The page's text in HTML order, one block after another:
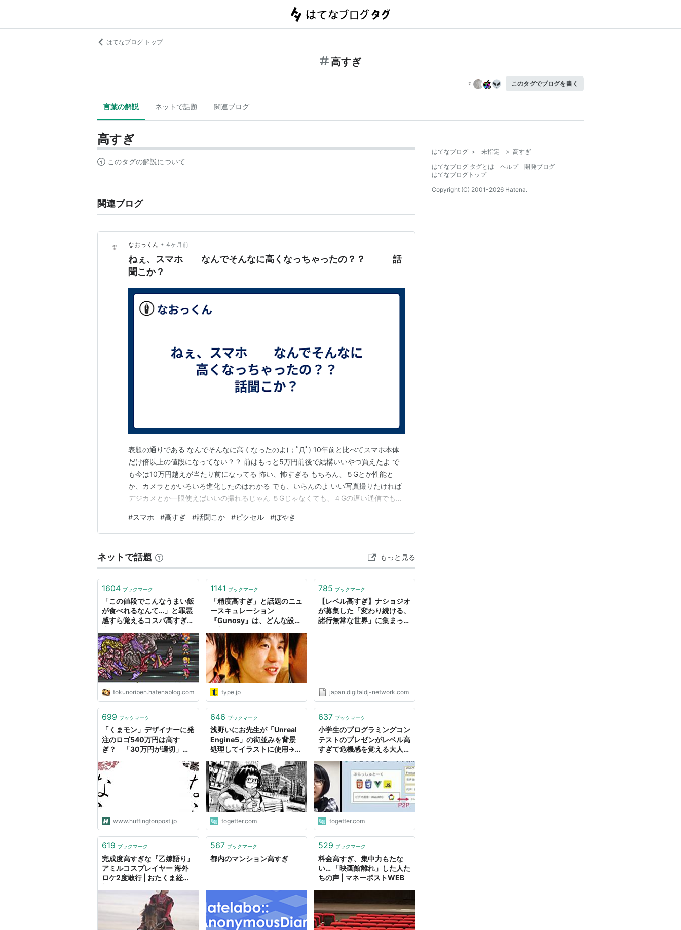
はてなブログ トップ
高すぎ
このタグでブログを書く
言葉の解説 ネットで話題 関連ブログ
高すぎ
このタグの解説について
関連ブログ
なおっくん • 4ヶ月前
ねぇ、スマホ なんでそんなに高くなっちゃったの？？ 話
聞こか？
表題の通りである なんでそんなに高くなったのよ(；ﾟДﾟ) 10年前と比べてスマホ本体
だけ倍以上の値段になってない？？ 前はもっと5万円前後で結構いいやつ買えたよ で
も今は10万円越えが当たり前になってる 怖い、怖すぎる もちろん、５Gとか性能と
か、カメラとかいろいろ進化したのはわかる でも、いらんのよ いい写真撮りたければ
デジカメとか一眼使えばいいの撮れるじゃん ５Gじゃなくても、４Gの遅い通信でも全
一旦落ち着いてほしい このままでは僕が話を聞いてもらう側になりそうだ ということ
で聞いてほしい 2年に1度のあれ…
#スマホ #高すぎ #話聞こか #ピクセル #ぼやき
ネットで話題 もっと見る
1604 ブックマーク
「この値段でこんなうまい飯
が食べれるなんて…」と罪悪
感すら覚えるコスパ高すぎの
tokunoriben.hatenablog.com
1141 ブックマーク
「精度高すぎ」と話題のニュ
ースキュレーション
『Gunosy』は、どんな設計
エンジニアtype | 転職type
type.jp
785 ブックマーク
【レベル高すぎ】ナショジオ
が募集した「変わり続ける、
諸行無常な世界」に集まった
japan.digitaldj-network.com
699 ブックマーク
「くまモン」デザイナーに発
注のロゴ540万円は高す
ぎ？ 「30万円が適切」奈
www.huffingtonpost.jp
646 ブックマーク
浅野いにお先生が「Unreal
Engine5」の街並みを背景
処理してイラストに使用→ク
途に期待できそう
togetter.com
637 ブックマーク
小学生のプログラミングコン
テストのプレゼンがレベル高
すぎて危機感を覚える大人達
togetter.com
619 ブックマーク
完成度高すぎな『乙嫁語り』
アミルコスプレイヤー 海外
ロケ2度敢行 | おたくま経済
567 ブックマーク
都内のマンション高すぎ
529 ブックマーク
料金高すぎ、集中力もたな
い… 「映画館離れ」した人た
ちの声 | マネーポストWEB
はてなブログ > 未指定 > 高すぎ
はてなブログ タグとは
ヘルプ
開発ブログ
はてなブログトップ
Copyright (C) 2001-2026 Hatena.